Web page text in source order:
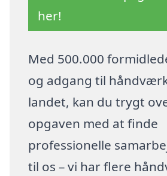
her!
Med 500.000
og adgang til
landet, kan du trygt
opgaven med at finde
professionelle
til os – vi har flere